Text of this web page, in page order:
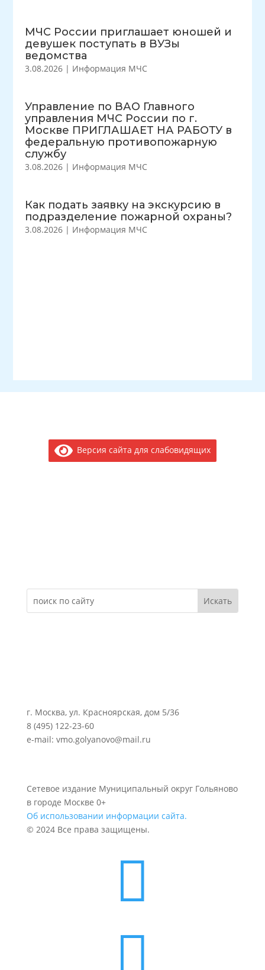
МЧС России приглашает юношей и
девушек поступать в ВУЗы
ведомства
3.08.2026 | Информация МЧС
Управление по ВАО Главного
управления МЧС России по г.
Москве ПРИГЛАШАЕТ НА РАБОТУ в
федеральную противопожарную
службу
3.08.2026 | Информация МЧС
Как подать заявку на экскурсию в
подразделение пожарной охраны?
3.08.2026 | Информация МЧС
Версия сайта для слабовидящих
г. Москва, ул. Красноярская, дом 5/36
8 (495) 122-23-60
e-mail: vmo.golyanovo@mail.ru
Сетевое издание Муниципальный округ Гольяново
в городе Москве 0+
Об использовании информации сайта.
© 2024 Все права защищены.

